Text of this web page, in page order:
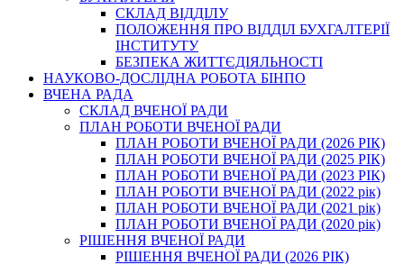
СКЛАД ВІДДІЛУ
ПОЛОЖЕННЯ ПРО ВІДДІЛ БУХГАЛТЕРІЇ
ІНСТИТУТУ
БЕЗПЕКА ЖИТТЄДІЯЛЬНОСТІ
НАУКОВО-ДОСЛІДНА РОБОТА БІНПО
ВЧЕНА РАДА
СКЛАД ВЧЕНОЇ РАДИ
ПЛАН РОБОТИ ВЧЕНОЇ РАДИ
ПЛАН РОБОТИ ВЧЕНОЇ РАДИ (2026 РІК)
ПЛАН РОБОТИ ВЧЕНОЇ РАДИ (2025 РІК)
ПЛАН РОБОТИ ВЧЕНОЇ РАДИ (2023 РІК)
ПЛАН РОБОТИ ВЧЕНОЇ РАДИ (2022 рік)
ПЛАН РОБОТИ ВЧЕНОЇ РАДИ (2021 рік)
ПЛАН РОБОТИ ВЧЕНОЇ РАДИ (2020 рік)
РІШЕННЯ ВЧЕНОЇ РАДИ
РІШЕННЯ ВЧЕНОЇ РАДИ (2026 РІК)